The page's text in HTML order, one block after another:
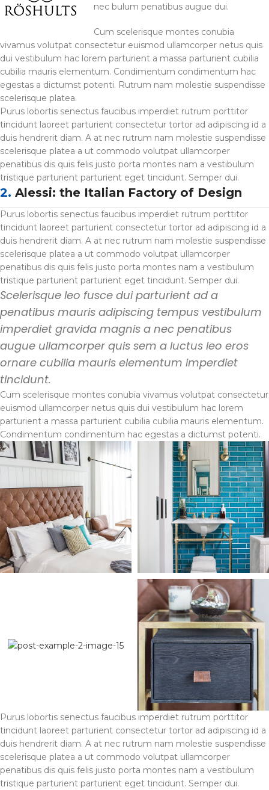
nec bulum penatibus augue dui.
Cum scelerisque montes conubia
vivamus volutpat consectetur euismod ullamcorper netus quis
dui vestibulum hac lorem parturient a massa parturient cubilia
cubilia mauris elementum. Condimentum condimentum hac
egestas a dictumst potenti. Rutrum nam molestie suspendisse
scelerisque platea.
Purus lobortis senectus faucibus imperdiet rutrum porttitor
tincidunt laoreet parturient consectetur tortor ad adipiscing id a
duis hendrerit diam. A at nec rutrum nam molestie suspendisse
scelerisque platea a ut commodo volutpat ullamcorper
penatibus dis quis felis justo porta montes nam a vestibulum
tristique parturient parturient eget tincidunt. Semper dui.
2. Alessi: the Italian Factory of Design
Purus lobortis senectus faucibus imperdiet rutrum porttitor
tincidunt laoreet parturient consectetur tortor ad adipiscing id a
duis hendrerit diam. A at nec rutrum nam molestie suspendisse
scelerisque platea a ut commodo volutpat ullamcorper
penatibus dis quis felis justo porta montes nam a vestibulum
tristique parturient parturient eget tincidunt. Semper dui.
Scelerisque leo fusce dui parturient ad a
penatibus mauris adipiscing tempus vestibulum
imperdiet gravida magnis a nec penatibus
augue ullamcorper quis sem a luctus leo eros
ornare cubilia mauris elementum imperdiet
tincidunt.
Cum scelerisque montes conubia vivamus volutpat consectetur
euismod ullamcorper netus quis dui vestibulum hac lorem
parturient a massa parturient cubilia cubilia mauris elementum.
Condimentum condimentum hac egestas a dictumst potenti.
Purus lobortis senectus faucibus imperdiet rutrum porttitor
tincidunt laoreet parturient consectetur tortor ad adipiscing id a
duis hendrerit diam. A at nec rutrum nam molestie suspendisse
scelerisque platea a ut commodo volutpat ullamcorper
penatibus dis quis felis justo porta montes nam a vestibulum
tristique parturient parturient eget tincidunt. Semper dui.